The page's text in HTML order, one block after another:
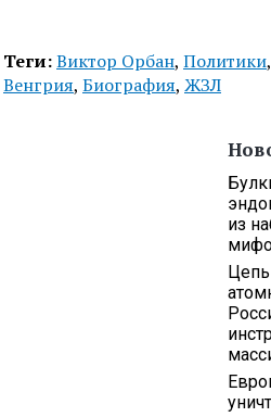
Теги:Виктор Орбан, Политики,
Венгрия, Биография, ЖЗЛ
из